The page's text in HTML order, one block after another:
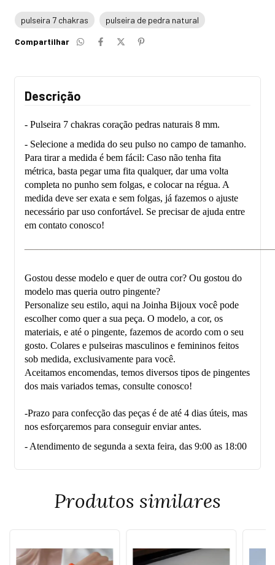
pulseira 7 chakras pulseira de pedra natural
Compartilhar
Descrição
- Pulseira 7 chakras coração pedras naturais 8 mm.
- Selecione a medida do seu pulso no campo de tamanho.
Para tirar a medida é bem fácil: Caso não tenha fita
métrica, basta pegar uma fita qualquer, dar uma volta
completa no punho sem folgas, e colocar na régua. A
medida deve ser exata e sem folgas, já fazemos o ajuste
necessário par uso confortável. Se precisar de ajuda entre
em contato conosco!
Gostou desse modelo e quer de outra cor? Ou gostou do
modelo mas queria outro pingente?
Personalize seu estilo, aqui na Joinha Bijoux você pode
escolher como quer a sua peça. O modelo, a cor, os
materiais, e até o pingente, fazemos de acordo com o seu
gosto. Colares e pulseiras masculinos e femininos feitos
sob medida, exclusivamente para você.
Aceitamos encomendas, temos diversos tipos de pingentes
dos mais variados temas, consulte conosco!
-Prazo para confecção das peças é de até 4 dias úteis, mas
nos esforçaremos para conseguir enviar antes.
- Atendimento de segunda a sexta feira, das 9:00 as 18:00
Produtos similares